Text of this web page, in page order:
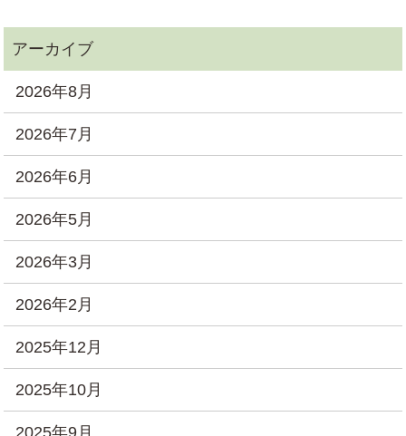
2026年8月
2026年7月
2026年6月
2026年5月
2026年3月
2026年2月
2025年12月
2025年10月
2025年9月